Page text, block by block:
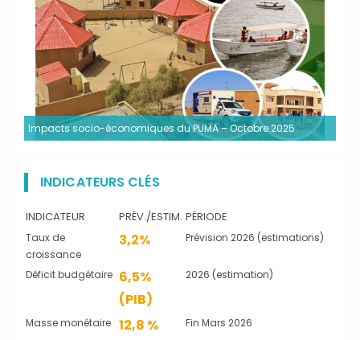
Impacts socio-économiques du PUMA – Octobre 2025
INDICATEURS CLÉS
INDICATEUR PRÉV./ESTIM. PÉRIODE
Taux de
croissance
3,2% Prévision 2026 (estimations)
Déficit budgétaire 6,5%
(PIB)
2026 (estimation)
Masse monétaire 12,8 %
Fin Mars 2026